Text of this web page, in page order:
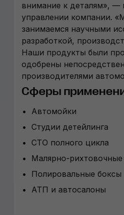
внимание к деталям», —
управлении компании.
занимаемся научными
разработкой,
Наши продукты были
одобрены
производителями
Сферы
Автомойки
Студии детейлинга
СТО полного цикла
Малярно-
Полировальные боксы
АТП и автосалоны